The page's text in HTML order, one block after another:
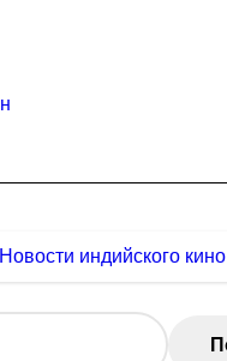
Новости индийского кино